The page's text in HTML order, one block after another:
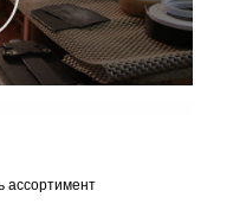
ассортимент